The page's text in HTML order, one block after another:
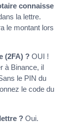
connaisse
la lettre.
le montant lors
(2FA) ? OUI !
à Binance, il
le PIN du
le code du
? Oui.